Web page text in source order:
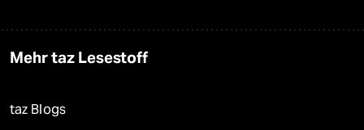
Mehr taz Lesestoff
taz Blogs